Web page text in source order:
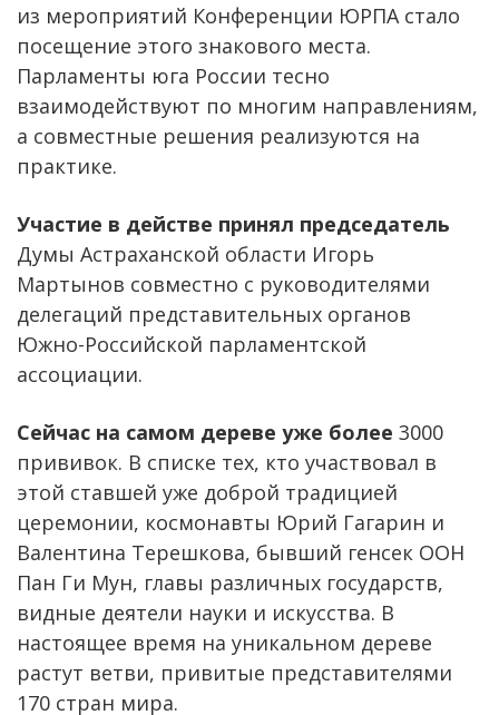
из мероприятий Конференции ЮРПА стало
посещение этого знакового места.
Парламенты юга России тесно
взаимодействуют по многим направлениям,
а совместные решения реализуются на
практике.
Участие в действе принял председатель
Думы Астраханской области Игорь
Мартынов совместно с руководителями
делегаций представительных органов
Южно-Российской парламентской
ассоциации.
Сейчас на самом дереве уже более 3000
прививок. В списке тех, кто участвовал в
этой ставшей уже доброй традицией
церемонии, космонавты Юрий Гагарин и
Валентина Терешкова, бывший генсек ООН
Пан Ги Мун, главы различных государств,
видные деятели науки и искусства. В
настоящее время на уникальном дереве
растут ветви, привитые представителями
170 стран мира.